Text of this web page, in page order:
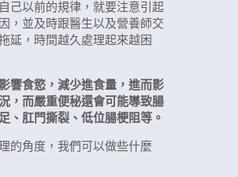
己以前的規律，就要注意引起
，並及時跟醫生以及營養師交
延，時間越久處理起來越困
響食慾，減少進食量，進而影
，而嚴重便秘還會可能導致腸
、肛門撕裂、低位腸梗阻等。
的角度，我們可以做些什麼